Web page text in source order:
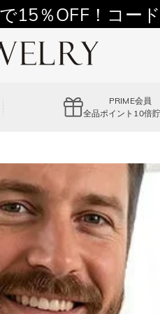
常配送無料！
15％OFF！コー
PRIME会員
全品ポイント10倍